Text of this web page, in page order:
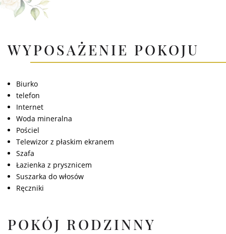
WYPOSAŻENIE POKOJU
Biurko
telefon
Internet
Woda mineralna
Pościel
Telewizor z płaskim ekranem
Szafa
Łazienka z prysznicem
Suszarka do włosów
Ręczniki
POKÓJ RODZINNY